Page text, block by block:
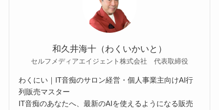
和久井海十（わくいかいと）
セルフメディアエイジェント株式会社 代表取締役
わくにい｜IT音痴のサロン経営・個人事業主向けAI行
列販売マスター
IT音痴のあなたへ、最新のAIを使えるようになる販売